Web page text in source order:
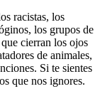
racistas, los
los grupos de
cierran los ojos
de animales,
Si te sientes
que nos ignores.